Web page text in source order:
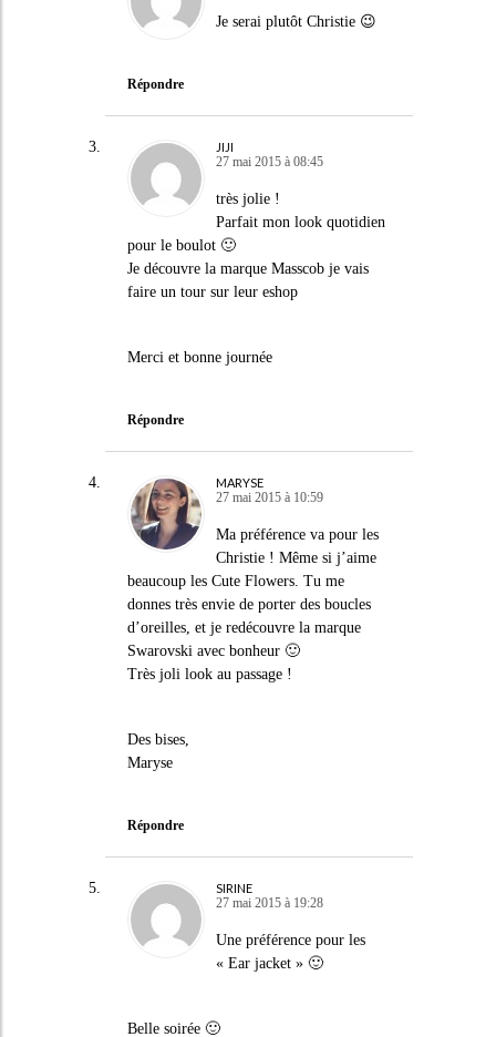
Je serai plutôt Christie 😉
Répondre
JIJI
27 mai 2015 à 08:45
très jolie !
Parfait mon look quotidien
pour le boulot 🙂
Je découvre la marque Masscob je vais
faire un tour sur leur eshop
Merci et bonne journée
Répondre
MARYSE
27 mai 2015 à 10:59
Ma préférence va pour les
Christie ! Même si j’aime
beaucoup les Cute Flowers. Tu me
donnes très envie de porter des boucles
d’oreilles, et je redécouvre la marque
Swarovski avec bonheur 🙂
Très joli look au passage !
Des bises,
Maryse
Répondre
SIRINE
27 mai 2015 à 19:28
Une préférence pour les
« Ear jacket » 🙂
Belle soirée 🙂